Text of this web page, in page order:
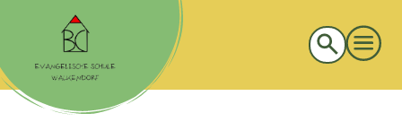
Suche
nach: